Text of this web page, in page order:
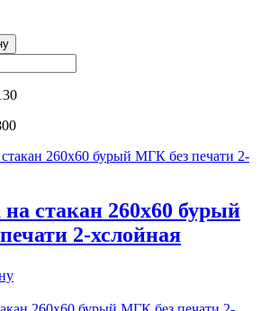
стакан 260х60 бурый
2-хслойная